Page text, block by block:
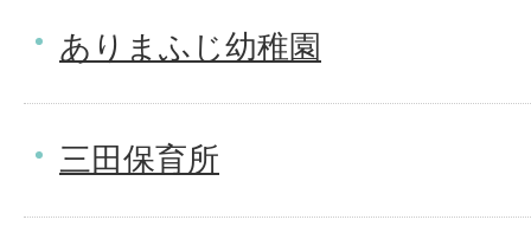
ありまふじ幼稚園
三田保育所